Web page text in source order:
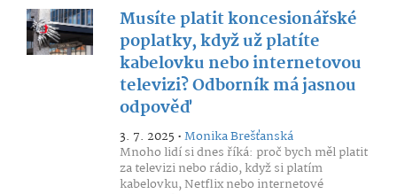
Musíte platit koncesionářské
poplatky, když už platíte
kabelovku nebo internetovou
televizi? Odborník má jasnou
odpověď
3. 7. 2025 •Monika Brešťanská
Mnoho lidí si dnes říká: proč bych měl platit
za televizi nebo rádio, když si platím
kabelovku, Netflix nebo internetové